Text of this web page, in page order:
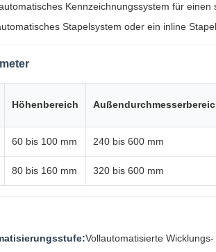
Kennzeichnungssystem für
Stapelsystem oder ein inline
Höhenbereich
60 bis 100 mm 240 bis 600 mm
80 bis 160 mm 320 bis 600 mm
Vollautomatisierte